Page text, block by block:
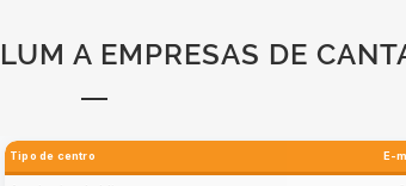
A EMPRESAS DE